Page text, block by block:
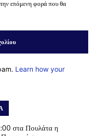
επόμενη φορά που θα
Learn how your
στα Πουλάτα η